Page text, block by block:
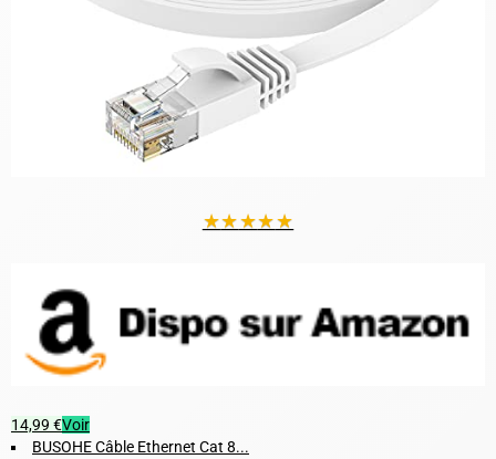
★★★★★
14,99 €Voir
BUSOHE Câble Ethernet Cat 8...